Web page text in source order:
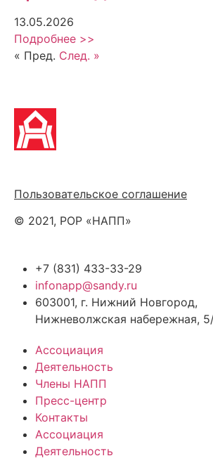
13.05.2026
Подробнее >>
« Пред. След. »
Пользовательское соглашение
© 2021, РОР «НАПП»
+7 (831) 433-33-29
infonapp@sandy.ru
603001, г. Нижний Новгород,
Нижневолжская набережная,
Ассоциация
Деятельность
Члены НАПП
Пресс-центр
Контакты
Ассоциация
Деятельность